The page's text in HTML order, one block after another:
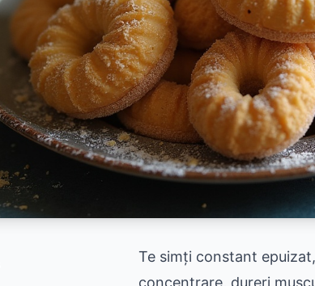
Te simți constant
concentrare, dureri